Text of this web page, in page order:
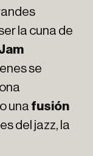
la cuna de
se
una fusión
del jazz, la